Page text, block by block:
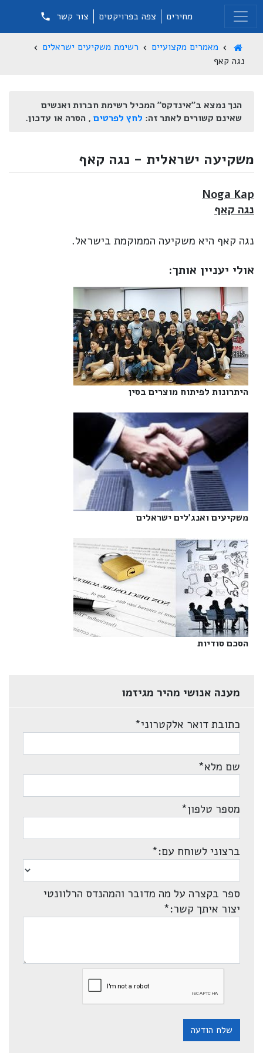
מחירים צפה בפרויקטים צור קשר
מאמרים מקצועיים
רשימת משקיעים ישראלים
נגה קאף
הנך נמצא ב"אינדקס" המכיל רשימת חברות ואנשים
שאינם קשורים לאתר זה: לחץ לפרטים , הסרה או עדכון.
משקיעה ישראלית - נגה קאף
Noga Kap
נגה קאף
נגה קאף היא משקיעה הממוקמת בישראל.
אולי יעניין אותך:
היתרונות לפיתוח מוצרים בסין‎
משקיעים ואנג'לים ישראלים‎
הסכם סודיות‎
מענה אנושי מהיר מגיזמו
כתובת דואר אלקטרוני*
שם מלא*
מספר טלפון*
ברצוני לשוחח עם:*
ספר בקצרה על מה מדובר והמהנדס הרלוונטי
יצור איתך קשר:*
שלח הודעה